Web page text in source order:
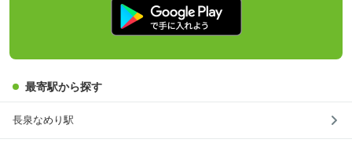
最寄駅から探す
長泉なめり駅